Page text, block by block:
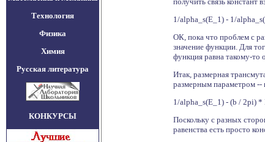
Технология
Физика
Химия
Русская литература
КОНКУРСЫ
1/alpha_s(E_1) - 1/
ОК, пока что проблем с
значение функции. Для
функция равна такому-
Итак, размерная
размерным параметром --
1/alpha_s(E_1) - (b / 2pi)
Поскольку с разных
равенства есть просто